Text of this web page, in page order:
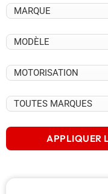
APPLIQUER